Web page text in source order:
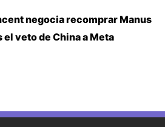
negocia recomprar Manus
el veto de China a Meta